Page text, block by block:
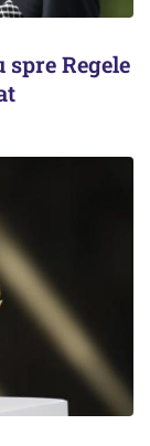
Regele